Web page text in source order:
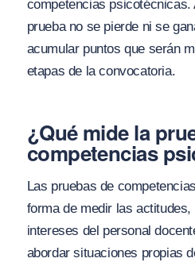
competencias psicotécnicas.
prueba no se pierde ni se
acumular puntos que serán
etapas de la convocatoria.
¿Qué mide la
competencias
Las pruebas de
forma de medir las
intereses del personal
abordar situaciones propias